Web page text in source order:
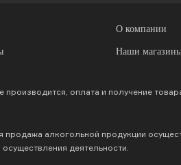
О компании
Наши
оплата и получение
продажа алкогольной продукции
осуществления деятельности.